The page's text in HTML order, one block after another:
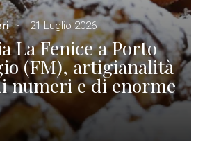
21 Luglio 2026
La Fenice a Porto
(FM), artigianalità
numeri e di enorme